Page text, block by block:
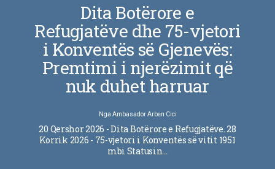
Dita Botërore e
Refugjatëve dhe 75-vjetori
i Konventës së Gjenevës:
Premtimi i njerëzimit që
nuk duhet harruar
Nga Ambasador Arben Cici
20 Qershor 2026 - Dita Botërore e Refugjatëve. 28
Korrik 2026 - 75-vjetori i Konventës së vitit 1951
mbi Statusin…